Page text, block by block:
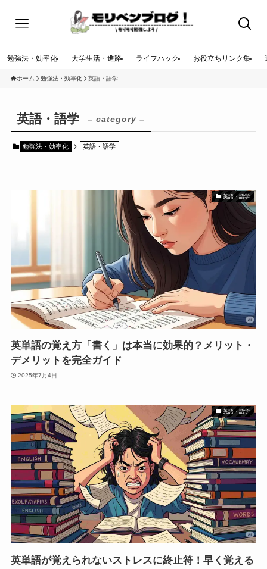
勉強法・効率化 大学生活・進路 ライフハック お役立ちリンク集
ホーム 勉強法・効率化 英語・語学
英語・語学 – category –
勉強法・効率化 英語・語学
英語・語学
英単語の覚え方「書く」は本当に効果的？メリット・
デメリットを完全ガイド
2025年7月4日
英語・語学
英単語が覚えられないストレスに終止符！早く覚える